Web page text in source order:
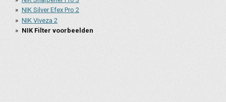
NIK Silver Efex Pro 2
NIK Viveza 2
NIK Filter voorbeelden